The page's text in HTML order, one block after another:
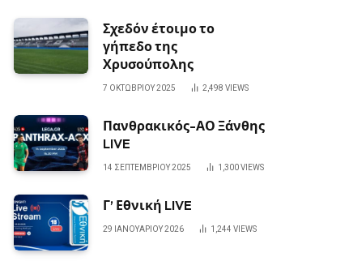
Σχεδόν έτοιμο το
γήπεδο της
Χρυσούπολης
7 ΟΚΤΩΒΡΊΟΥ 2025 2,498 VIEWS
Πανθρακικός-ΑΟ Ξάνθης
LIVE
14 ΣΕΠΤΕΜΒΡΊΟΥ 2025 1,300VIEWS
Γ’ Εθνική LIVE
29 ΙΑΝΟΥΑΡΊΟΥ 2026 1,244 VIEWS